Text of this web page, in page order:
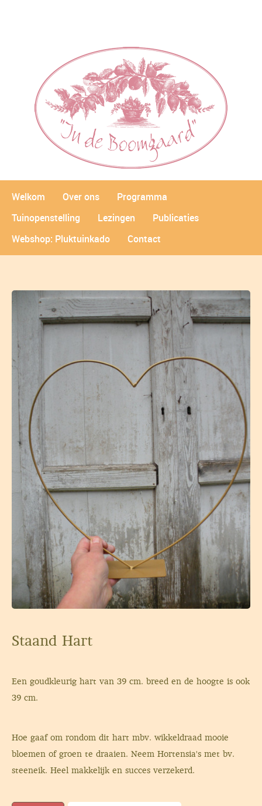
Welkom Over ons
Programma
Tuinopenstelling
Lezingen
Publicaties
Webshop: Pluktuinkado
Contact
Staand Hart
Een goudkleurig hart van 39 cm. breed en de hoogte is ook
39 cm.
Hoe gaaf om rondom dit hart mbv. wikkeldraad mooie
bloemen of groen te draaien. Neem Hortensia's met bv.
steeneik. Heel makkelijk en succes verzekerd.